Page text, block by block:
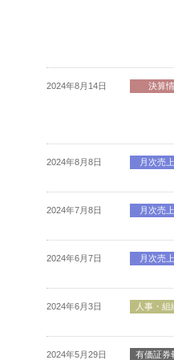
2024年8月14日 決算
2024年8月8日 月次売
2024年7月8日 月次売
2024年6月7日 月次売
2024年6月3日 人事・組
2024年5月29日 有価証券